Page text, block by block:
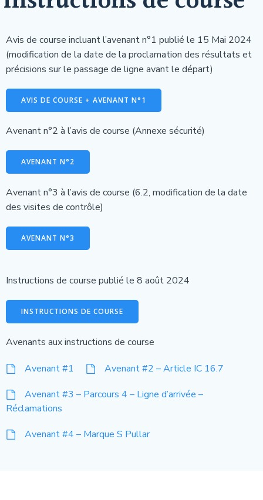
Avis de course incluant l’avenant n°1 publié le 15 Mai 2024
(modification de la date de la proclamation des résultats et
précisions sur le passage de ligne avant le départ)
AVIS DE COURSE + AVENANT N°1
Avenant n°2 à l’avis de course (Annexe sécurité)
AVENANT N°2
Avenant n°3 à l’avis de course (6.2, modification de la date
des visites de contrôle)
AVENANT N°3
Instructions de course publié le 8 août 2024
INSTRUCTIONS DE COURSE
Avenants aux instructions de course
Avenant #1
Avenant #2 – Article IC 16.7
Avenant #3 – Parcours 4 – Ligne d’arrivée –
Réclamations
Avenant #4 – Marque S Pullar